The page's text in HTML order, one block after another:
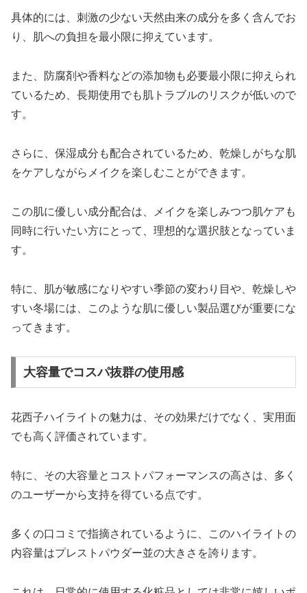
具体的には、刺激の少ない天然由来の成分を多く含んでお
り、肌への負担を最小限に抑えています。
また、防腐剤や香料などの添加物も必要最小限に抑えられ
ているため、長期使用でも肌トラブルのリスクが低いので
す。
さらに、保湿成分も配合されているため、乾燥しがちな肌
をケアしながらメイクを楽しむことができます。
この肌に優しい成分配合は、メイクを楽しみつつ肌ケアも
同時に行いたい方にとって、理想的な選択肢となっていま
す。
特に、肌が敏感になりやすい季節の変わり目や、乾燥しや
すい冬場には、このような肌に優しい製品選びが重要にな
ってきます。
大容量でコスパ抜群の使用感
花西子ハイライトの魅力は、その効果だけでなく、実用面
でも高く評価されています。
特に、その大容量とコストパフォーマンスの高さは、多く
のユーザーから支持を得ている点です。
多くの口コミで指摘されているように、このハイライトの
内容量はプレストパウダー並の大きさを誇ります。